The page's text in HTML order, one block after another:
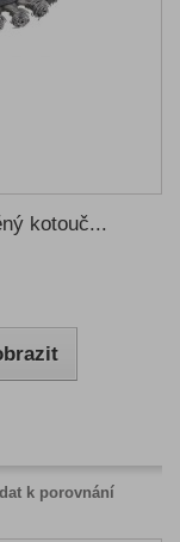
kotouč...
k porovnání